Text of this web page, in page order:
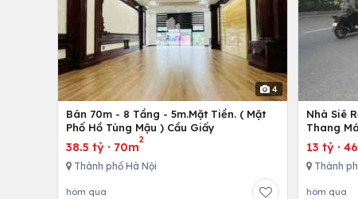
4
Bán 70m - 8 Tầng - 5m.Mặt Tiền. ( Mặt
Phố Hồ Tùng Mậu ) Cầu Giấy
38.5 tỷ · 70m
2
Thành phố Hà Nội
hôm qua
Nhà Siê
Thang
13 tỷ ·
Thành
hôm qua